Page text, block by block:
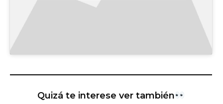
Quizá te interese ver también